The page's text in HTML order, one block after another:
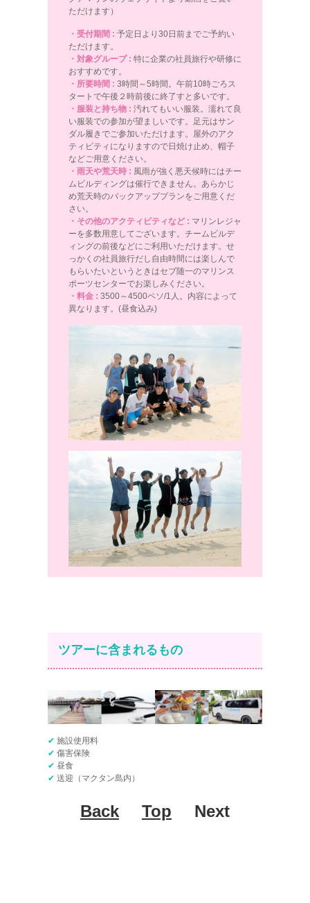
ただけます）
・受付期間 : 予定日より30日前までご予約い
ただけます。
・対象グループ : 特に企業の社員旅行や研修に
おすすめです。
・所要時間 : 3時間～5時間。午前10時ごろス
タートで午後２時前後に終了すと多いです。
・服装と持ち物 : 汚れてもいい服装。濡れて良
い服装での参加が望ましいです。足元はサン
ダル履きでご参加いただけます。屋外のアク
ティビティになりますので日焼け止め、帽子
などご用意ください。
・雨天や荒天時 : 風雨が強く悪天候時にはチー
ムビルディングは催行できません。あらかじ
め荒天時のバックアッププランをご用意くだ
さい。
・その他のアクティビティなど : マリンレジャ
ーを多数用意してございます。チームビルデ
ィングの前後などにご利用いただけます。せ
っかくの社員旅行だし自由時間には楽しんで
もらいたいというときはセブ随一のマリンス
ポーツセンターでお楽しみください。
・料金 : 3500～4500ペソ/1人。内容によって
異なります。(昼食込み)
ツアーに含まれるもの
✔ 施設使用料
✔ 傷害保険
✔ 昼食
✔ 送迎（マクタン島内）
Back Top Next